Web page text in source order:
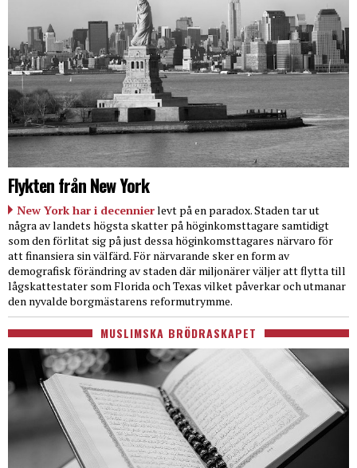
Flykten från New York
New York har i decennierlevt på en paradox. Staden tar ut
några av landets högsta skatter på höginkomsttagare samtidigt
som den förlitat sig på just dessa höginkomsttagares närvaro för
att finansiera sin välfärd. För närvarande sker en form av
demografisk förändring av staden där miljonärer väljer att flytta till
lågskattestater som Florida och Texas vilket påverkar och utmanar
den nyvalde borgmästarens reformutrymme.
MUSLIMSKA BRÖDRASKAPET